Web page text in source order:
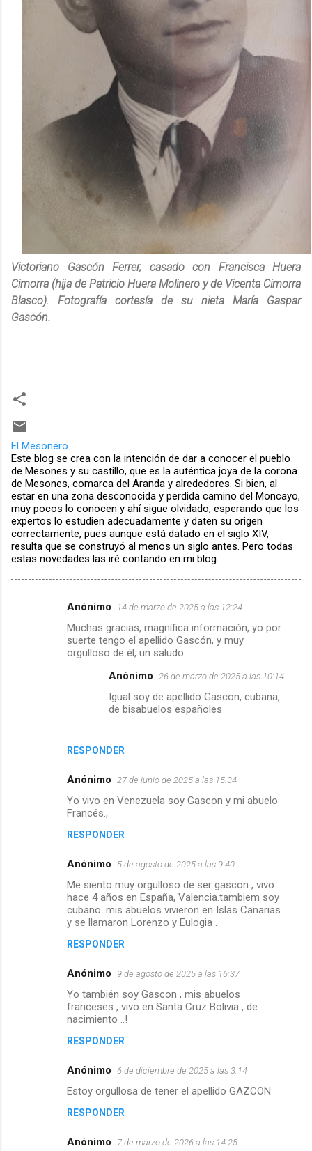
Victoriano Gascón Ferrer, casado con Francisca Huera
Cimorra (hija de Patricio Huera Molinero y de Vicenta Cimorra
Blasco). Fotografía cortesía de su nieta María Gaspar
Gascón.
El Mesonero
Este blog se crea con la intención de dar a conocer el pueblo
de Mesones y su castillo, que es la auténtica joya de la corona
de Mesones, comarca del Aranda y alrededores. Si bien, al
estar en una zona desconocida y perdida camino del Moncayo,
muy pocos lo conocen y ahí sigue olvidado, esperando que los
expertos lo estudien adecuadamente y daten su origen
correctamente, pues aunque está datado en el siglo XIV,
resulta que se construyó al menos un siglo antes. Pero todas
estas novedades las iré contando en mi blog.
Anónimo 14 de marzo de 2025 a las 12:24
Muchas gracias, magnífica información, yo por
suerte tengo el apellido Gascón, y muy
orgulloso de él, un saludo
RESPONDER
Anónimo 26 de marzo de 2025 a las 10:14
Igual soy de apellido Gascon, cubana,
de bisabuelos españoles
Anónimo 27 de junio de 2025 a las 15:34
Yo vivo en Venezuela soy Gascon y mi abuelo
Francés.,
RESPONDER
Anónimo 5 de agosto de 2025 a las 9:40
Me siento muy orgulloso de ser gascon , vivo
hace 4 años en España, Valencia.tambiem soy
cubano .mis abuelos vivieron en Islas Canarias
y se llamaron Lorenzo y Eulogia .
RESPONDER
Anónimo 9 de agosto de 2025 a las 16:37
Yo también soy Gascon , mis abuelos
franceses , vivo en Santa Cruz Bolivia , de
nacimiento ..!
RESPONDER
Anónimo 6 de diciembre de 2025 a las 3:14
Estoy orgullosa de tener el apellido GAZCON
RESPONDER
Anónimo 7 de marzo de 2026 a las 14:25